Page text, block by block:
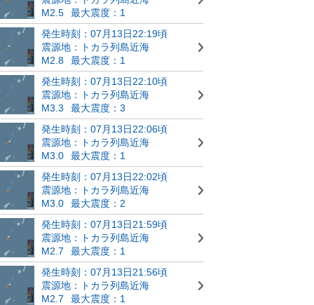
M2.5
最大震度：1
発生時刻：07月13日22:19頃
震源地：トカラ列島近海
M2.8
最大震度：1
発生時刻：07月13日22:10頃
震源地：トカラ列島近海
M3.3
最大震度：3
発生時刻：07月13日22:06頃
震源地：トカラ列島近海
M3.0
最大震度：1
発生時刻：07月13日22:02頃
震源地：トカラ列島近海
M3.0
最大震度：2
発生時刻：07月13日21:59頃
震源地：トカラ列島近海
M2.7
最大震度：1
発生時刻：07月13日21:56頃
震源地：トカラ列島近海
M2.7
最大震度：1